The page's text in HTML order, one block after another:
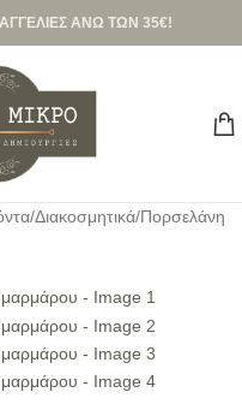
ΑΝΩ ΤΩΝ 35€!
/Διακοσμητικά/Πορσελάνη